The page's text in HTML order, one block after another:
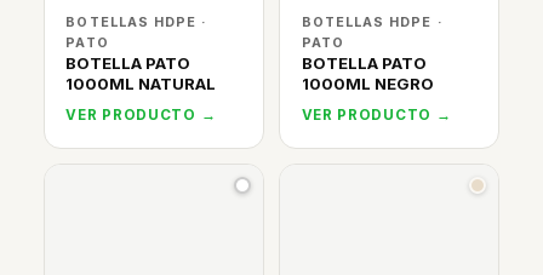
BOTELLAS HDPE ·
PATO
BOTELLA PATO
1000ML NATURAL
VER PRODUCTO →
BOTELLAS HDPE ·
PATO
BOTELLA PATO
1000ML NEGRO
VER PRODUCTO →